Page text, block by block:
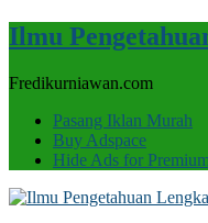
Ilmu
Fredikurniawan.com
Pasang Iklan Murah
Buy Adspace
Hide Ads for